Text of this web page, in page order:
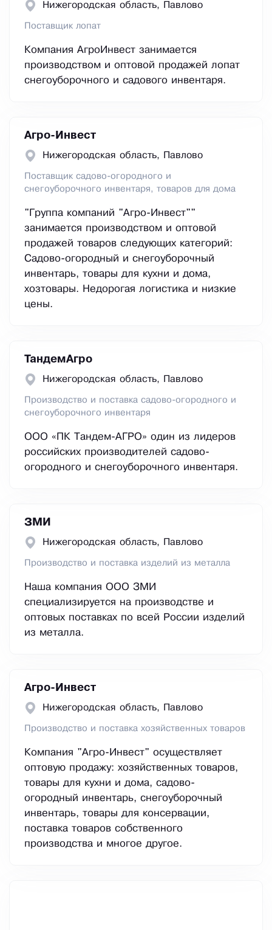
Нижегородская область, Павлово
Поставщик лопат
Компания АгроИнвест занимается
производством и оптовой продажей лопат
снегоуборочного и садового инвентаря.
Агро-Инвест
Нижегородская область, Павлово
Поставщик садово-огородного и
снегоуборочного инвентаря, товаров для дома
"Группа компаний "Агро-Инвест""
занимается производством и оптовой
продажей товаров следующих категорий:
Садово-огородный и снегоуборочный
инвентарь, товары для кухни и дома,
хозтовары. Недорогая логистика и низкие
цены.
ТандемАгро
Нижегородская область, Павлово
Производство и поставка садово-огородного и
снегоуборочного инвентаря
ООО «ПК Тандем-АГРО» один из лидеров
российских производителей садово-
огородного и снегоуборочного инвентаря.
ЗМИ
Нижегородская область, Павлово
Производство и поставка изделий из металла
Наша компания ООО ЗМИ
специализируется на производстве и
оптовых поставках по всей России изделий
из металла.
Агро-Инвест
Нижегородская область, Павлово
Производство и поставка хозяйственных товаров
Компания "Агро-Инвест" осуществляет
оптовую продажу: хозяйственных товаров,
товары для кухни и дома, садово-
огородный инвентарь, снегоуборочный
инвентарь, товары для консервации,
поставка товаров собственного
производства и многое другое.